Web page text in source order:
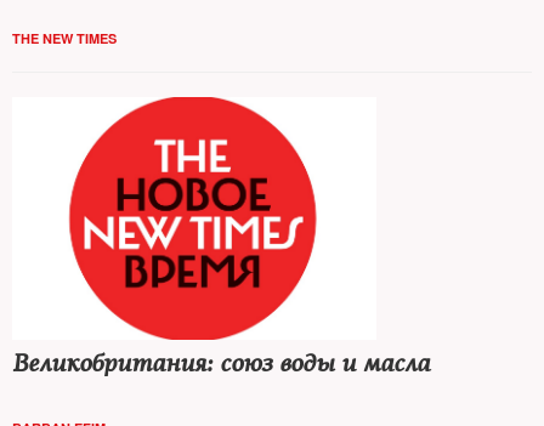
THE NEW TIMES
Великобритания: союз воды и масла